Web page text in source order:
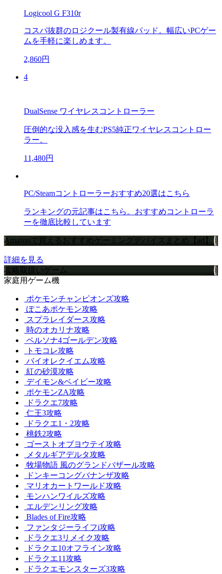
Logicool G F310r
コスパ抜群のロジクール製有線パッド。幅広いPCゲー
ムを手軽に楽しめます。
2,860円
4
DualSense ワイヤレスコントローラー
圧倒的な没入感を生むPS5純正ワイヤレスコントロー
ラー。
11,480円
PC/Steamコントローラーおすすめ20選はこちら
ランキングの元記事はこちら。おすすめコントローラ
ーを徹底比較しています
Amazonで買えるおすすめゲーミングデバイスまとめ【ad】
詳細を見る
攻略取扱いゲーム
家庭用ゲーム機
ポケモンチャンピオンズ攻略
ぽこあポケモン攻略
スプラレイダース攻略
時のオカリナ攻略
ペルソナ4ゴールデン攻略
トモコレ攻略
バイオレクイエム攻略
紅の砂漠攻略
デイモン&ベイビー攻略
ポケモンZA攻略
ドラクエ7攻略
仁王3攻略
ドラクエ1・2攻略
桃鉄2攻略
ゴーストオブヨウテイ攻略
メタルギアデルタ攻略
牧場物語 風のグランドバザール攻略
ドンキーコングバナンザ攻略
マリオカートワールド攻略
モンハンワイルズ攻略
エルデンリング攻略
Blades of Fire攻略
ファンタジーライフi攻略
ドラクエ3リメイク攻略
ドラクエ10オフライン攻略
ドラクエ11攻略
ドラクエモンスターズ3攻略